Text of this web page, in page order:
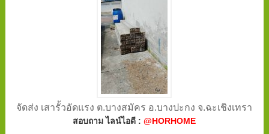
จัดส่ง เสารั้วอัดแรง ต.บางสมัคร อ.บางปะกง จ.ฉะเชิงเทรา
สอบถาม ไลน์ไอดี :@HORHOME